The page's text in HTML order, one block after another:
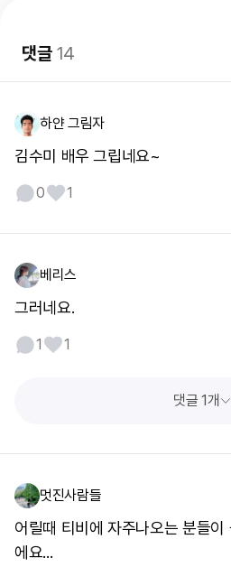
댓글14
하얀 그림자
김수미 배우 그립네요~
0 1
베리스
그러네요.
1 1
댓글 1개
멋진사람들
어릴때 티비에 자주나오는 분들
에요...